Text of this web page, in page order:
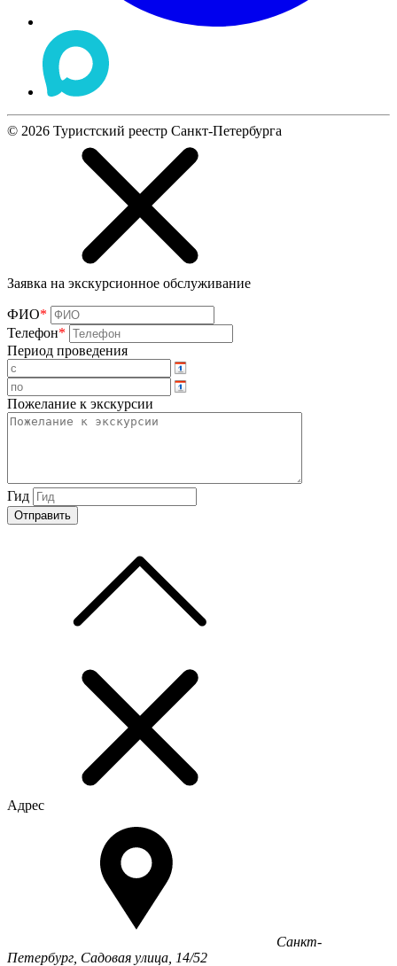
© 2026 Туристский реестр Санкт-Петербурга
Заявка на экскурсионное обслуживание
ФИО*
Телефон*
Период проведения
Пожелание к экскурсии
Гид
Адрес
Санкт-
Петербург, Садовая улица, 14/52